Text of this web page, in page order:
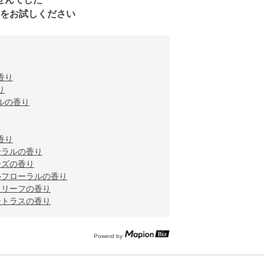
お試しください
り
の香り
り
ルの香り
の香り
ローラルの香り
ーフの香り
ラスの香り
Powerd by